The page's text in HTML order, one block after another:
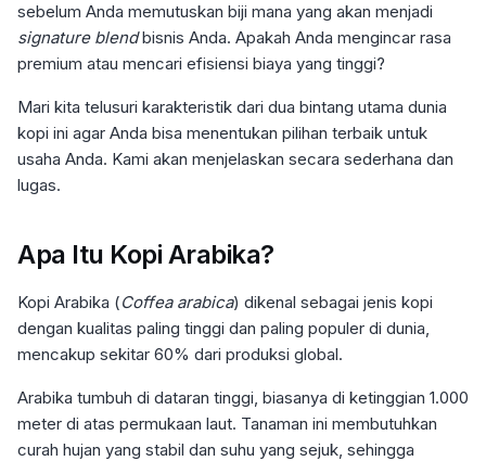
sebelum Anda memutuskan biji mana yang akan menjadi
signature blendbisnis Anda. Apakah Anda mengincar rasa
premium atau mencari efisiensi biaya yang tinggi?
Mari kita telusuri karakteristik dari dua bintang utama dunia
kopi ini agar Anda bisa menentukan pilihan terbaik untuk
usaha Anda. Kami akan menjelaskan secara sederhana dan
lugas.
Apa Itu Kopi Arabika?
Kopi Arabika (Coffea arabica) dikenal sebagai jenis kopi
dengan kualitas paling tinggi dan paling populer di dunia,
mencakup sekitar 60% dari produksi global.
Arabika tumbuh di dataran tinggi, biasanya di ketinggian 1.000
meter di atas permukaan laut. Tanaman ini membutuhkan
curah hujan yang stabil dan suhu yang sejuk, sehingga